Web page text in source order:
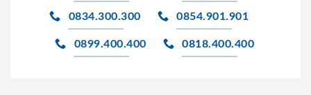
0834.300.300 0854.901.901
0899.400.400 0818.400.400